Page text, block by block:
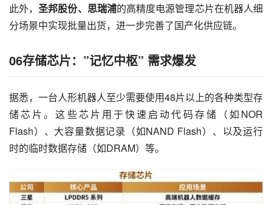
此外，圣邦股份、思瑞浦的高精度电源管理芯片在机器人细
分场景中实现批量出货，进一步完善了国产化供应链。
06存储芯片：”记忆中枢” 需求爆发
据悉，一台人形机器人至少需要使用48片以上的各种类型存
储芯片。这些芯片用于快速启动代码存储（如NOR
Flash）、大容量数据记录（如NAND Flash）、以及运行
时的临时数据存储（如DRAM）等。